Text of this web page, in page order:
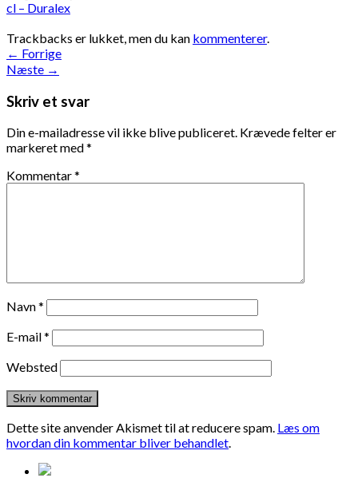
cl – Duralex
Trackbacks er lukket, men du kan kommenterer.
← Forrige
Næste →
Skriv et svar
Din e-mailadresse vil ikke blive publiceret. Krævede felter er
markeret med*
Kommentar*
Navn*
E-mail*
Websted
Dette site anvender Akismet til at reducere spam. Læs om
hvordan din kommentar bliver behandlet.